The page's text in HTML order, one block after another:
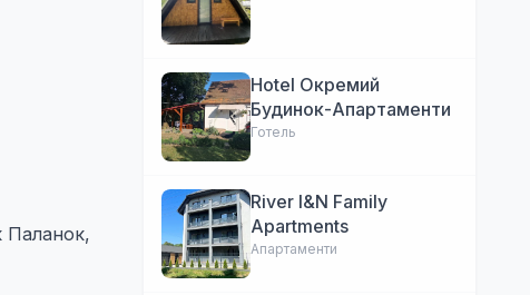
Паланок,
Hotel Окремий
Будинок-Апартаменти
Готель
River I&N Family
Apartments
Апартаменти